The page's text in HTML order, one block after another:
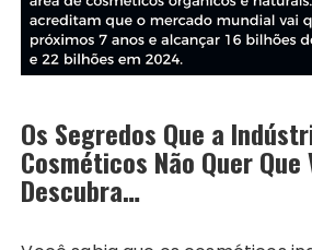
Os Segredos Que a
Cosméticos Não Quer Que
Descubra…